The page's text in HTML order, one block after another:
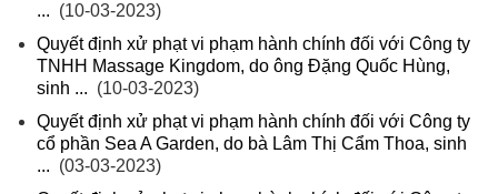
... (10-03-2023)
Quyết định xử phạt vi phạm hành chính đối với Công ty
TNHH Massage Kingdom, do ông Đặng Quốc Hùng,
sinh ... (10-03-2023)
Quyết định xử phạt vi phạm hành chính đối với Công ty
cổ phần Sea A Garden, do bà Lâm Thị Cẩm Thoa, sinh
... (03-03-2023)